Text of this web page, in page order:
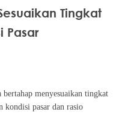
Tingkat
Pasar
bertahap menyesuaikan tingkat
kondisi pasar dan rasio